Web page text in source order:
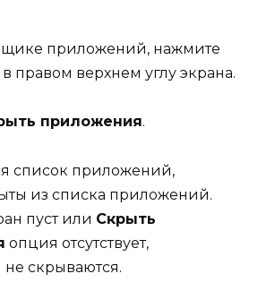
приложений, нажмите
правом верхнем углу экрана.
приложения.
список приложений,
из списка приложений.
пуст или Скрыть
опция отсутствует,
скрываются.